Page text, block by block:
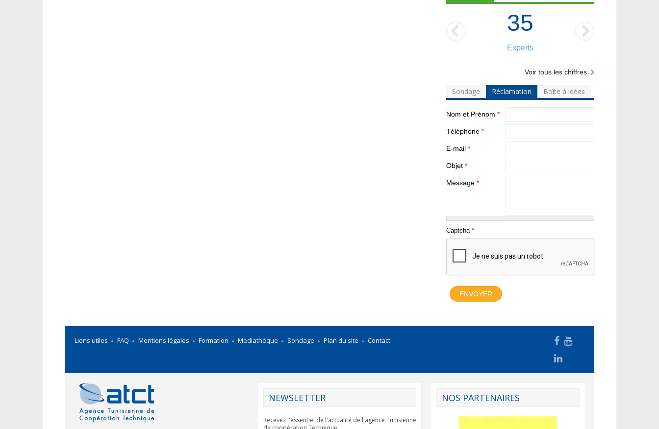
35
Experts
Voir tous les chiffres
Sondage Réclamation Boîte à idées
Nom et Prénom *
Téléphone *
E-mail *
Objet *
Message *
Liens utiles FAQ Mentions légales Formation Mediathèque Sondage Plan du site Contact
NOS PARTENAIRES
NEWSLETTER
Recevez l'essentiel de l'actualité de l'agence Tunisienne